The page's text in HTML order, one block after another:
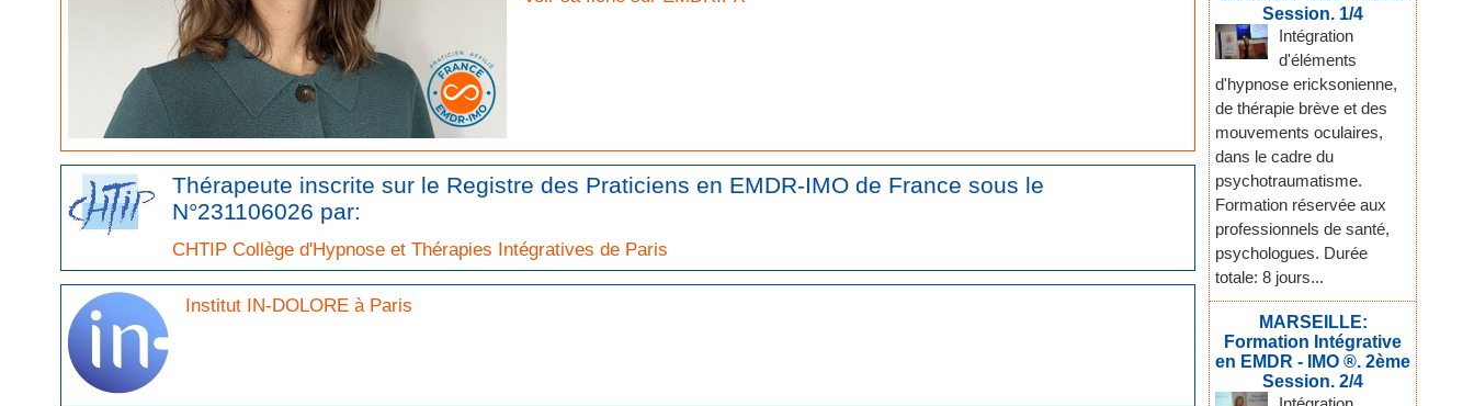
Thérapeute inscrite sur le Registre des Praticiens en EMDR-IMO de France sous le
N°231106026 par:
CHTIP Collège d'Hypnose et Thérapies Intégratives de Paris
Institut IN-DOLORE à Paris
Session. 1/4
Intégration
d'éléments
d'hypnose ericksonienne,
de thérapie brève et des
mouvements oculaires,
dans le cadre du
psychotraumatisme.
Formation réservée aux
professionnels de santé,
psychologues. Durée
totale: 8 jours...
MARSEILLE:
Formation Intégrative
en EMDR - IMO ®. 2ème
Session. 2/4